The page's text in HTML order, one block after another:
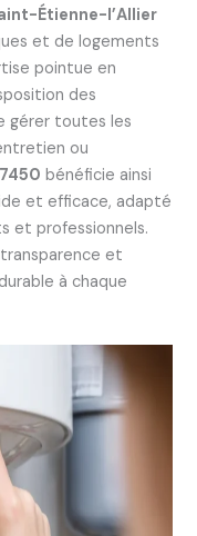
Étienne-l’Allier
et de logements
pointue en
des
gérer toutes les
ou
bénéficie ainsi
et efficace, adapté
et professionnels.
et
à chaque